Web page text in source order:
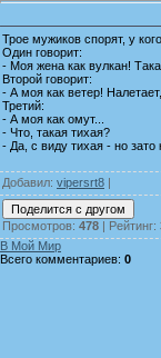
Трое мужиков спорят, у
Один говорит:
- Моя жена как вулкан!
Второй говорит:
- А моя как ветер!
Третий:
- А моя как омут...
- Что, такая тихая?
- Да, с виду тихая - но зато
Добавил: vipersrt8 |
Просмотров: 478 | Рейтинг:
В Мой Мир
Всего комментариев: 0